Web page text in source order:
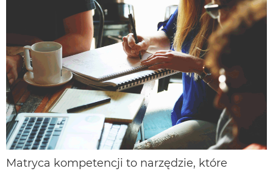
Matryca kompetencji to narzędzie, które